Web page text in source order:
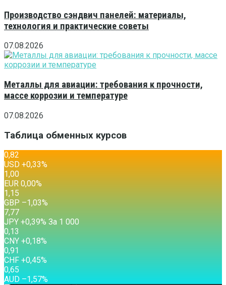
Производство сэндвич панелей: материалы,
технология и практические советы
07.08.2026
Металлы для авиации: требования к прочности,
массе коррозии и температуре
07.08.2026
Таблица обменных курсов
0,82
USD +0,33%
1,00
EUR 0,00%
1,15
GBP –1,03%
7,77
JPY +0,39% За 1 000
0,13
CNY +0,18%
0,91
CHF +0,45%
0,65
AUD –1,57%